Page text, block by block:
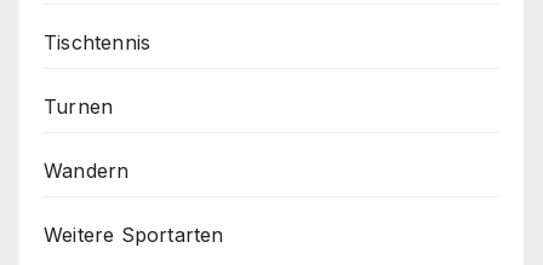
Tischtennis
Turnen
Wandern
Weitere Sportarten